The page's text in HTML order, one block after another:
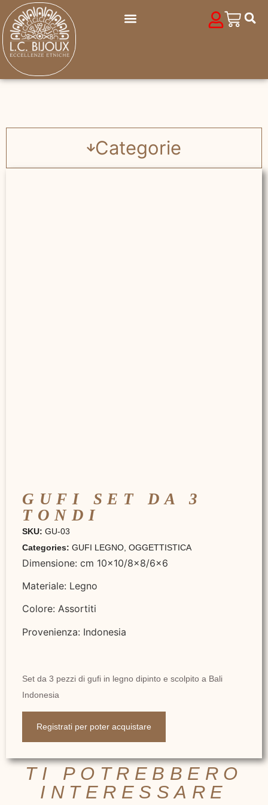
Categorie
GUFI SET DA 3
TONDI
SKU: GU-03
Categories: GUFI LEGNO OGGETTISTICA
Dimensione: cm 10×10/8×8/6×6
Materiale: Legno
Colore: Assortiti
Provenienza: Indonesia
Set da 3 pezzi di gufi in legno dipinto e scolpito a Bali
Indonesia
Registrati per poter acquistare
TI POTREBBERO
INTERESSARE